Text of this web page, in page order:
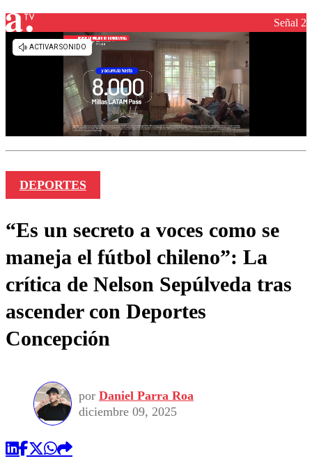
Señal 2
DEPORTES
“Es un secreto a voces como se
maneja el fútbol chileno”: La
crítica de Nelson Sepúlveda tras
ascender con Deportes
Concepción
por Daniel Parra Roa
diciembre 09, 2025